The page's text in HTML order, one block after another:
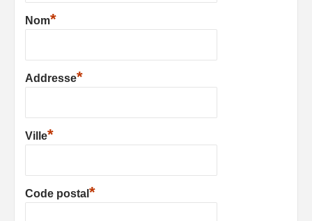
Nom*
Addresse*
Ville*
Code postal *